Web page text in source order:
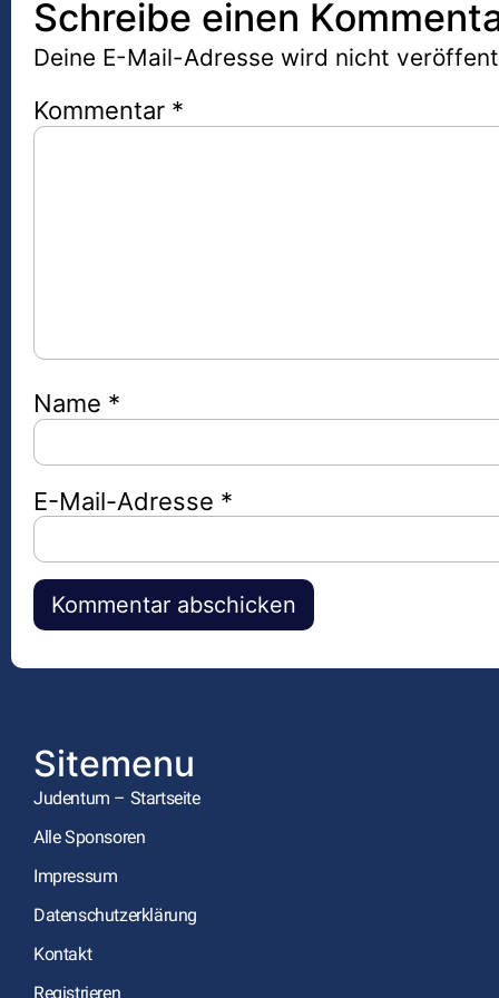
Schreibe einen
Deine E-Mail-Adresse wird nicht
Kommentar *
Name *
E-Mail-Adresse *
Alternative:
Sitemenu
Judentum – Startseite
Alle Sponsoren
Impressum
Datenschutzerklärung
Kontakt
Registrieren